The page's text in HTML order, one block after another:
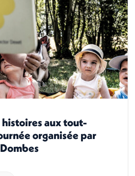
histoires aux tout-
organisée par